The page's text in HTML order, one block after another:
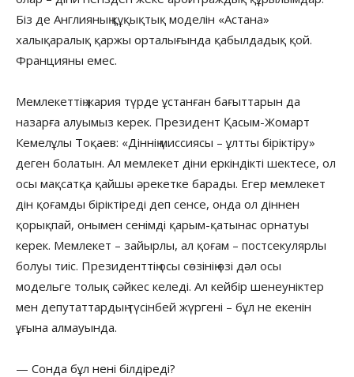
Біз де Англияның құқықтық моделін «Астана»
халықаралық қаржы орталығында қабылдадық қой.
Францияны емес.
Мемлекеттің жария түрде ұстанған бағыттарын да
назарға алуымыз керек. Президент Қасым-Жомарт
Кемелұлы Тоқаев: «Діннің миссиясы – ұлтты біріктіру»
деген болатын. Ал мемлекет діни еркіндікті шектесе, ол
осы мақсатқа қайшы әрекетке барады. Егер мемлекет
дін қоғамды біріктіреді деп сенсе, онда ол діннен
қорықпай, онымен сенімді қарым-қатынас орнатуы
керек. Мемлекет – зайырлы, ал қоғам – постсекулярлы
болуы тиіс. Президенттің осы сөзінің өзі дәл осы
модельге толық сәйкес келеді. Ал кейбір шенеуніктер
мен депутаттардың түсінбей жүргені – бұл не екенін
ұғына алмауында.
— Сонда бұл нені білдіреді?